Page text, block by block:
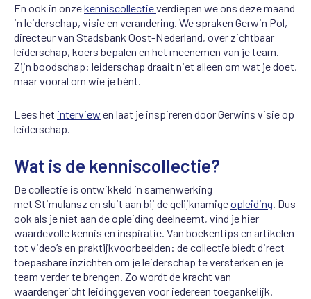
En ook in onzekenniscollectieverdiepen we ons deze maand
in leiderschap, visie en verandering. We spraken Gerwin Pol,
directeur van Stadsbank Oost-Nederland, over zichtbaar
leiderschap, koers bepalen en het meenemen van je team.
Zijn boodschap: leiderschap draait niet alleen om wat je doet,
maar vooral om wie je bént.
Lees het interview en laat je inspireren door Gerwins visie op
leiderschap.
Wat is de kenniscollectie?
De collectie is ontwikkeld in samenwerking
met Stimulansz en sluit aan bij de gelijknamigeopleiding. Dus
ook als je niet aan de opleiding deelneemt, vind je hier
waardevolle kennis en inspiratie. Van boekentips en artikelen
tot video’s en praktijkvoorbeelden: de collectie biedt direct
toepasbare inzichten om je leiderschap te versterken en je
team verder te brengen. Zo wordt de kracht van
waardengericht leidinggeven voor iedereen toegankelijk.